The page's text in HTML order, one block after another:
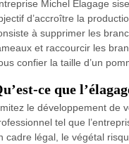
Michel Elagage
d’accroître la
à supprimer les
et raccourcir les
confier la taille d’un
ce que
le développement de
tel que
cadre légal, le végétal